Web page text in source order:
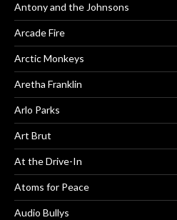
Antony and the Johnsons
Arcade Fire
Arctic Monkeys
Aretha Franklin
Arlo Parks
Art Brut
At the Drive-In
Atoms for Peace
Audio Bullys